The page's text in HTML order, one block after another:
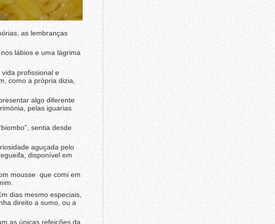
as lembranças
lábios e uma lágrima
profissional e
como a própria dizia,
algo diferente
pelas iguarias
sentia desde
aguçada pelo
disponível em
mousse que comi em
dias mesmo especiais,
direito a sumo, ou a
as únicas refeições da